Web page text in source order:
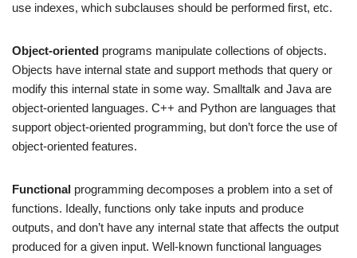
use indexes, which subclauses should be performed first, etc.
Object-oriented programs manipulate collections of objects.
Objects have internal state and support methods that query or
modify this internal state in some way. Smalltalk and Java are
object-oriented languages. C++ and Python are languages that
support object-oriented programming, but don’t force the use of
object-oriented features.
Functional programming decomposes a problem into a set of
functions. Ideally, functions only take inputs and produce
outputs, and don’t have any internal state that affects the output
produced for a given input. Well-known functional languages